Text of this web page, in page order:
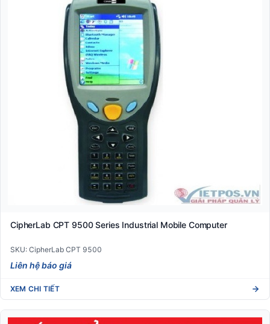
CipherLab CPT 9500 Series Industrial Mobile Computer
SKU: CipherLab CPT 9500
Liên hệ báo giá
XEM CHI TIẾT